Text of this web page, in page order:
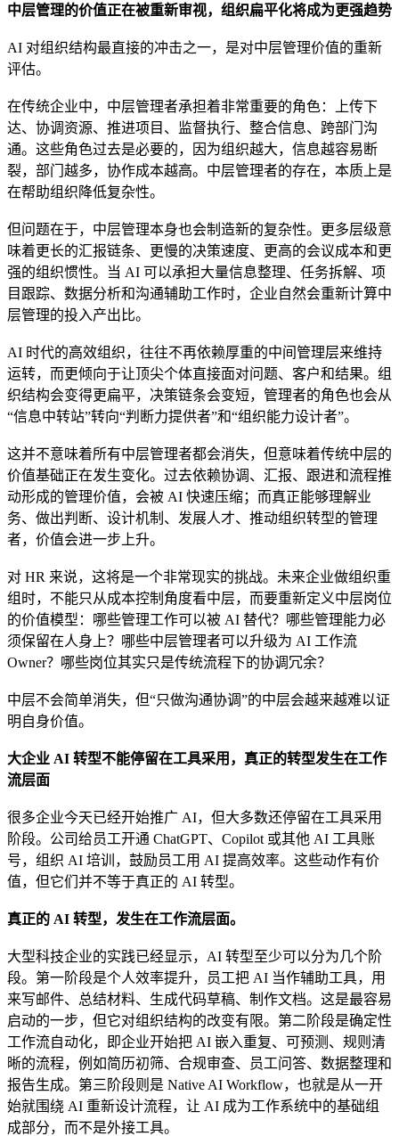
中层管理的价值正在被重新审视，组织扁平化将成为更强趋势
AI 对组织结构最直接的冲击之一，是对中层管理价值的重新
评估。
在传统企业中，中层管理者承担着非常重要的角色：上传下
达、协调资源、推进项目、监督执行、整合信息、跨部门沟
通。这些角色过去是必要的，因为组织越大，信息越容易断
裂，部门越多，协作成本越高。中层管理者的存在，本质上是
在帮助组织降低复杂性。
但问题在于，中层管理本身也会制造新的复杂性。更多层级意
味着更长的汇报链条、更慢的决策速度、更高的会议成本和更
强的组织惯性。当 AI 可以承担大量信息整理、任务拆解、项
目跟踪、数据分析和沟通辅助工作时，企业自然会重新计算中
层管理的投入产出比。
AI 时代的高效组织，往往不再依赖厚重的中间管理层来维持
运转，而更倾向于让顶尖个体直接面对问题、客户和结果。组
织结构会变得更扁平，决策链条会变短，管理者的角色也会从
“信息中转站”转向“判断力提供者”和“组织能力设计者”。
这并不意味着所有中层管理者都会消失，但意味着传统中层的
价值基础正在发生变化。过去依赖协调、汇报、跟进和流程推
动形成的管理价值，会被 AI 快速压缩；而真正能够理解业
务、做出判断、设计机制、发展人才、推动组织转型的管理
者，价值会进一步上升。
对 HR 来说，这将是一个非常现实的挑战。未来企业做组织重
组时，不能只从成本控制角度看中层，而要重新定义中层岗位
的价值模型：哪些管理工作可以被 AI 替代？哪些管理能力必
须保留在人身上？哪些中层管理者可以升级为 AI 工作流
Owner？哪些岗位其实只是传统流程下的协调冗余？
中层不会简单消失，但“只做沟通协调”的中层会越来越难以证
明自身价值。
大企业 AI 转型不能停留在工具采用，真正的转型发生在工作
流层面
很多企业今天已经开始推广 AI，但大多数还停留在工具采用
阶段。公司给员工开通 ChatGPT、Copilot 或其他 AI 工具账
号，组织 AI 培训，鼓励员工用 AI 提高效率。这些动作有价
值，但它们并不等于真正的 AI 转型。
真正的 AI 转型，发生在工作流层面。
大型科技企业的实践已经显示，AI 转型至少可以分为几个阶
段。第一阶段是个人效率提升，员工把 AI 当作辅助工具，用
来写邮件、总结材料、生成代码草稿、制作文档。这是最容易
启动的一步，但它对组织结构的改变有限。第二阶段是确定性
工作流自动化，即企业开始把 AI 嵌入重复、可预测、规则清
晰的流程，例如简历初筛、合规审查、员工问答、数据整理和
报告生成。第三阶段则是 Native AI Workflow，也就是从一开
始就围绕 AI 重新设计流程，让 AI 成为工作系统中的基础组
成部分，而不是外接工具。